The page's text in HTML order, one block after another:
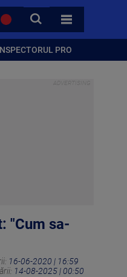
CAUTA
TOATE
PRO
"Cum sa-
16-06-2020 | 16:59
14-08-2025 | 00:50